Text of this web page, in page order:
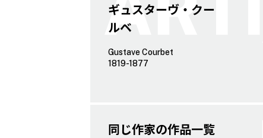
ギュスターヴ・クー
ルベ
Gustave Courbet
1819-1877
同じ作家の作品一覧